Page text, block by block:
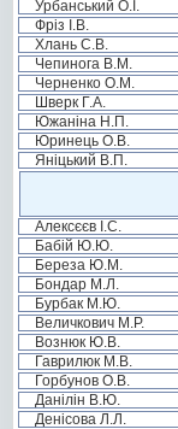
Урбанський О.І.
Фріз І.В.
Хлань С.В.
Чепинога В.М.
Черненко О.М.
Шверк Г.А.
Южаніна Н.П.
Юринець О.В.
Яніцький В.П.
Алексєєв І.С.
Бабій Ю.Ю.
Береза Ю.М.
Бондар М.Л.
Бурбак М.Ю.
Величкович М.Р.
Вознюк Ю.В.
Гаврилюк М.В.
Горбунов О.В.
Данілін В.Ю.
Денісова Л.Л.